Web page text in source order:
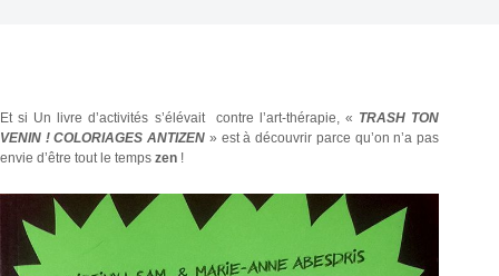
Et si Un livre d’activités s’élévait contre l’art-thérapie, « TRASH TON
VENIN ! COLORIAGES ANTIZEN » est à découvrir parce qu’on n’a pas
envie d’être tout le temps zen !